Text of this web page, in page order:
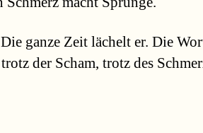
ganze Zeit lächelt er. Die
der Scham, trotz des